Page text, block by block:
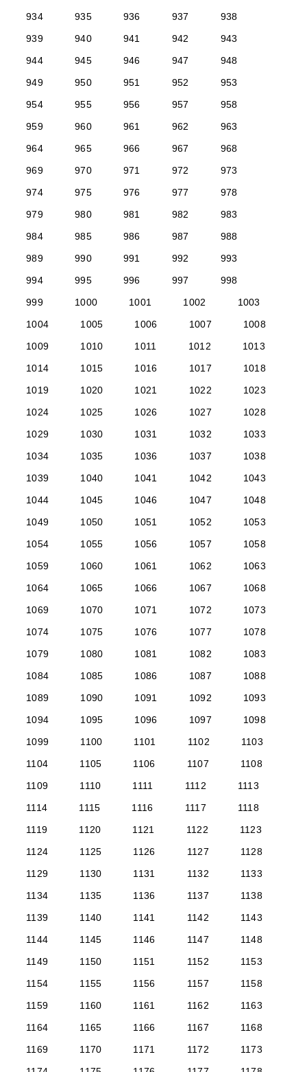
934 935 936 937
938
939
940 941 942
943
944
945 946 947
948
949
950 951 952
953
954
955 956 957
958
959
960 961 962
963
964
965 966 967
968
969
970 971 972
973
974
975 976 977
978
979
980 981 982
983
984
985 986 987
988
989
990 991 992
993
994
995 996 997
998
999
1000 1001 1002
1003
1004
1005 1006 1007
1008
1009
1010 1011 1012
1013
1014
1015 1016 1017
1018
1019
1020 1021 1022
1023
1024
1025 1026 1027
1028
1029
1030 1031 1032
1033
1034
1035 1036 1037
1038
1039
1040 1041 1042
1043
1044
1045 1046 1047
1048
1049
1050 1051 1052
1053
1054
1055 1056 1057
1058
1059
1060 1061 1062
1063
1064
1065 1066 1067
1068
1069
1070 1071 1072
1073
1074
1075 1076 1077
1078
1079
1080 1081 1082
1083
1084
1085 1086 1087
1088
1089
1090 1091 1092
1093
1094
1095 1096 1097
1098
1099
1100 1101 1102
1103
1104
1105 1106 1107
1108
1109
1110 1111 1112
1113
1114
1115 1116 1117
1118
1119
1120 1121 1122
1123
1124
1125 1126 1127
1128
1129
1130 1131 1132
1133
1134
1135 1136 1137
1138
1139
1140 1141 1142
1143
1144
1145 1146 1147
1148
1149
1150 1151 1152
1153
1154
1155 1156 1157
1158
1159
1160 1161 1162
1163
1164
1165 1166 1167
1168
1169
1170 1171 1172
1173